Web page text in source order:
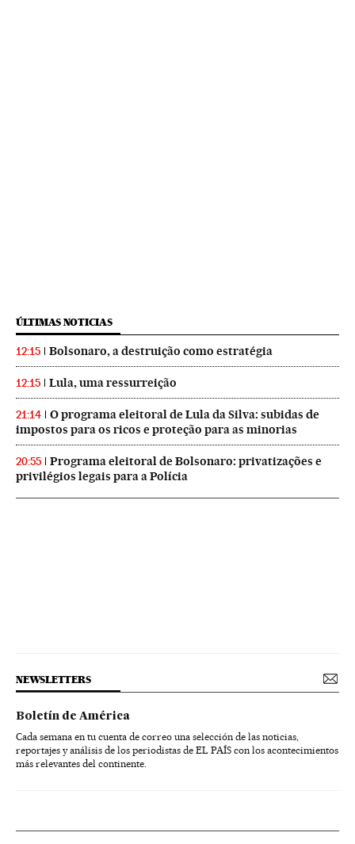
ÚLTIMAS NOTICIAS
12:15 Bolsonaro, a destruição como estratégia
12:15 Lula, uma ressurreição
21:14
O programa eleitoral de Lula da Silva: subidas de
impostos para os ricos e proteção para as minorias
20:55
Programa eleitoral de Bolsonaro: privatizações e
privilégios legais para a Polícia
NEWSLETTERS
Boletín de América
Cada semana en tu cuenta de correo una selección de las noticias,
reportajes y análisis de los periodistas de EL PAÍS con los acontecimientos
más relevantes del continente.